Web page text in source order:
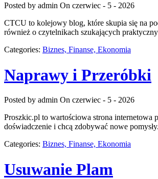
Posted by admin On czerwiec - 5 - 2026
CTCU to kolejowy blog, które skupia się na
również o czytelnikach szukających
Categories: Biznes, Finanse, Ekonomia
Naprawy i Przeróbki
Posted by admin On czerwiec - 5 - 2026
Proszkic.pl to wartościowa strona internetowa
doświadczenie i chcą zdobywać nowe
Categories: Biznes, Finanse, Ekonomia
Usuwanie Plam